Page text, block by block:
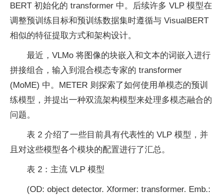
BERT 初始化的 transformer 中。后续许多 VLP 模型在
调整预训练目标和预训练数据集时遵循与 VisualBERT
相似的特征提取方式和架构设计。
最近，VLMo 将图像的块嵌入和文本的词嵌入进行
拼接组合，输入到混合模态专家的 transformer
(MoME) 中。METER 则探索了如何使用单模态的预训
练模型，并提出一种双流架构模型来处理多模态融合的
问题。
表 2 介绍了一些目前具有代表性的 VLP 模型，并
且对这些模型各个模块的配置进行了汇总。
表 2：主流 VLP 模型
(OD: object detector. Xformer: transformer. Emb.: